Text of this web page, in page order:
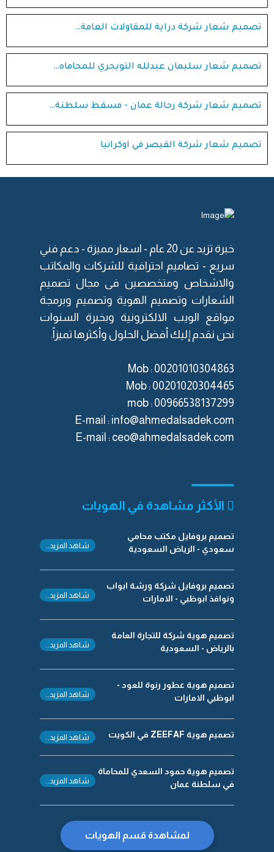
تصميم شعار شركة دراية للمقاولات العامة…
تصميم شعار سليمان عبدلله التويجري للمحاماه…
تصميم شعار شركة رحالة عمان - مسقط سلطنة…
تصميم شعار شركة القيصر في اوكرانيا
خبرة تزيد عن 20 عام - اسعار مميزة - دعم فني
سريع - تصاميم احترافية للشركات والمكاتب
والاشخاص ومتخصصين فى مجال تصميم
الشعارات وتصميم الهوية وتصميم وبرمجة
مواقع الويب الالكترونية وبخبرة السنوات
نحن نقدم إليك أفضل الحلول وأكثرها تميزاً.
Mob : 00201010304863
Mob : 00201020304465
mob : ‎00966538137299
E-mail : info@ahmedalsadek.com
E-mail : ceo@ahmedalsadek.com
الأكثر مشاهدة في الهويات
تصميم بروفايل مكتب محامي
سعودي - الرياض السعودية
شاهد المزيد..
تصميم بروفايل شركة ورشة ابواب
ونوافذ ابوظبي - الامارات
شاهد المزيد..
تصميم هوية شركة للتجارة العامة
بالرياض - السعودية
شاهد المزيد..
تصميم هوية عطور رنوة للعود -
ابوظبي الامارات
شاهد المزيد..
تصميم هوية ZEEFAF في الكويت شاهد المزيد..
تصميم هوية حمود السعدي للمحاماة
في سلطنة عمان
شاهد المزيد..
لمشاهدة قسم الهويات